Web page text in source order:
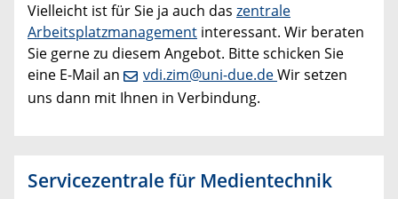
Vielleicht ist für Sie ja auch das zentrale
Arbeitsplatzmanagement interessant. Wir beraten
Sie gerne zu diesem Angebot. Bitte schicken Sie
eine E-Mail an
vdi.zim@uni-due.deWir setzen
uns dann mit Ihnen in Verbindung.
Servicezentrale für Medientechnik